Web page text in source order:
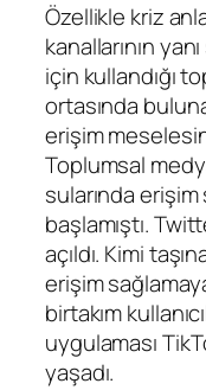
Özellikle kriz
kanallarının
için kullandığı
ortasında
erişim
Toplumsal
sularında
başlamıştı.
açıldı. Kimi
erişim
birtakım
uygulaması
yaşadı.